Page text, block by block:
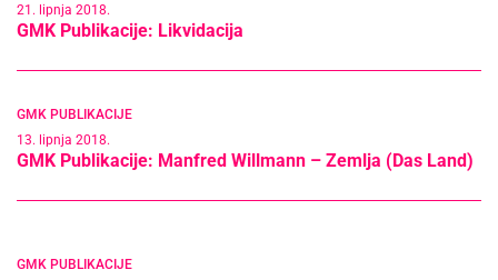
21. lipnja 2018.
GMK Publikacije: Likvidacija
GMK PUBLIKACIJE
13. lipnja 2018.
GMK Publikacije: Manfred Willmann – Zemlja (Das Land)
GMK PUBLIKACIJE